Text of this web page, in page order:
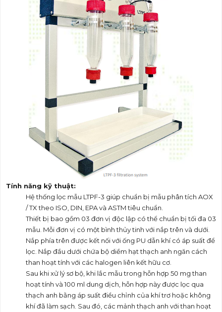
Tính năng kỹ thuật:
Hệ thống lọc mẫu LTPF-3 giúp chuẩn bị mẫu phân tích AOX
/ TX theo ISO, DIN, EPA và ASTM tiêu chuẩn.
Thiết bị bao gồm 03 đơn vị độc lập có thể chuẩn bị tối đa 03
mẫu. Mỗi đơn vị có một bình thủy tinh với nắp trên và dưới.
Nắp phía trên được kết nối với ống PU dẫn khí có áp suất để
lọc. Nắp đầu dưới chứa bộ diềm hạt thạch anh ngăn cách
than hoạt tính với các halogen liên kết hữu cơ.
Sau khi xử lý sơ bộ, khi lắc mẫu trong hỗn hợp 50 mg than
hoạt tính và 100 ml dung dịch, hỗn hợp này được lọc qua
thạch anh bằng áp suất điều chỉnh của khí trơ hoặc không
khí đã làm sạch. Sau đó, các mảnh thạch anh với than hoạt